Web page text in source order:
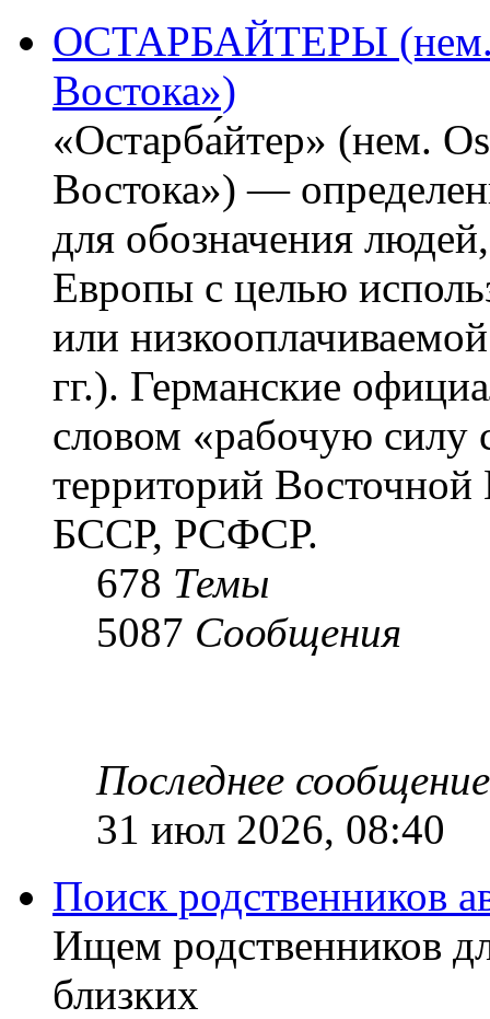
ОСТАРБАЙТЕРЫ (нем.
Востока»)
«Остарба́йтер» (нем.
Востока») —
для обозначения
Европы с целью
или
гг.). Германские
словом «рабочую силу
территорий
БССР, РСФСР.
678 Темы
5087 Сообщения
Последнее сообщение
31 июл 2026, 08:40
Поиск родственников
Ищем родственников
близких